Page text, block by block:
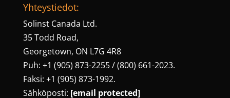
Yhteystiedot:
Solinst Canada Ltd.
35 Todd Road,
Georgetown, ON L7G 4R8
Puh: +1 (905) 873-2255 / (800) 661-2023.
Faksi: +1 (905) 873-1992.
Sähköposti: [email protected]